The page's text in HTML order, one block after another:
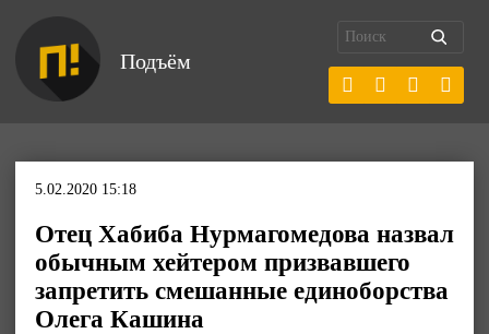
Подъём
5.02.2020 15:18
Отец Хабиба Нурмагомедова назвал
обычным хейтером призвавшего
запретить смешанные единоборства
Олега Кашина